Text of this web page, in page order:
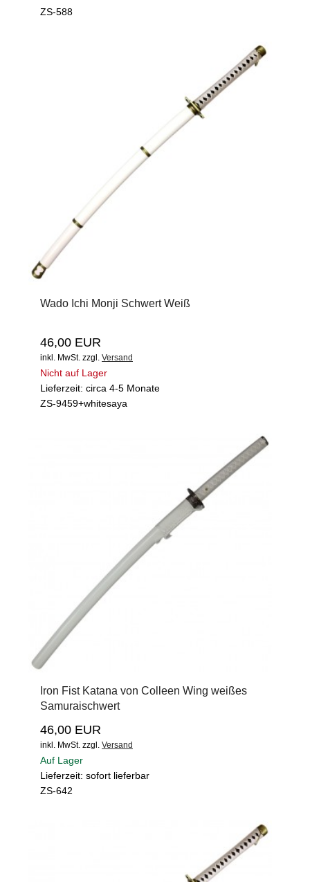
ZS-588
Wado Ichi Monji Schwert Weiß
46,00 EUR
inkl. MwSt. zzgl. Versand
Nicht auf Lager
Lieferzeit: circa 4-5 Monate
ZS-9459+whitesaya
Iron Fist Katana von Colleen Wing weißes
Samuraischwert
46,00 EUR
inkl. MwSt. zzgl. Versand
Auf Lager
Lieferzeit: sofort lieferbar
ZS-642